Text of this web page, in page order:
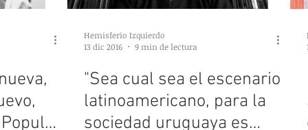
Hemisferio Izquierdo
13 dic 2016
9 min de lectura
"Sea cual sea el escenario
latinoamericano, para la
sociedad uruguaya es